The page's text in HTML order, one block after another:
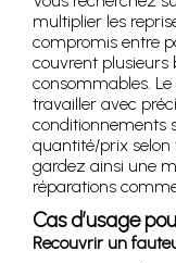
multiplier les
compromis entre
couvrent plusieurs
consommables.
travailler avec
conditionnements
quantité/prix selon
gardez ainsi une
réparations
Cas d’usage
Recouvrir un